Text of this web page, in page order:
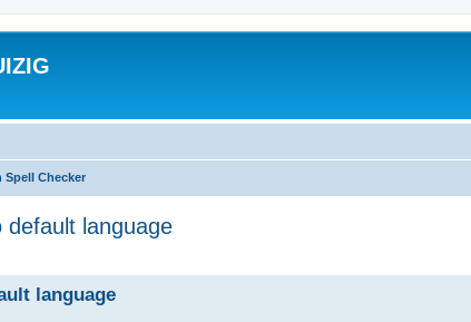
Checker
language
language